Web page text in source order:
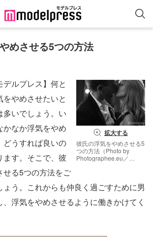
めさせる5つの方法
拡大する
彼氏の浮気をやめさせる5
つの方法（Photo by
Photographee.eu／
デルプレス】何と
やめさせたいと
いでしょう。い
かなか浮気をやめ
どうすれば良いの
す。そこで、彼
せる5つの方法をご
う。これからも仲良く過ごすために男
浮気をやめさせるように働きかけてく